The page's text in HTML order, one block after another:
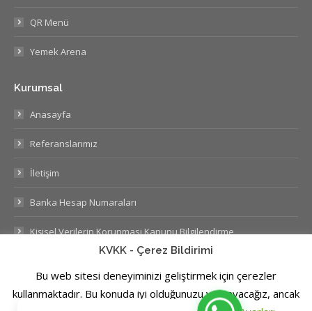
QR Menü
Yemek Arena
Kurumsal
Anasayfa
Referanslarımız
İletişim
Banka Hesap Numaraları
Kişisel Verilerin Korunması Kanunu Bilgilendirme
KVKK - Çerez Bildirimi
Bu web sitesi deneyiminizi geliştirmek için çerezler
kullanmaktadır. Bu konuda iyi olduğunuzu varsayacağız, ancak